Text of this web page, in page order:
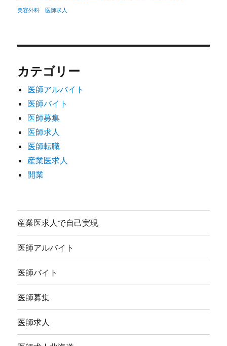
美容外科 医師求人
カテゴリー
医師アルバイト
医師バイト
医師募集
医師求人
医師転職
産業医求人
開業
産業医求人で自己実現
医師アルバイト
医師バイト
医師募集
医師求人